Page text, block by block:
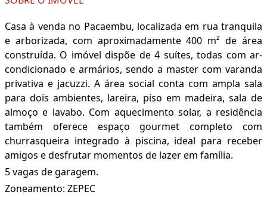
Casa à venda no Pacaembu, localizada em rua tranquila
e arborizada, com aproximadamente 400 m² de área
construída. O imóvel dispõe de 4 suítes, todas com ar-
condicionado e armários, sendo a master com varanda
privativa e jacuzzi. A área social conta com ampla sala
para dois ambientes, lareira, piso em madeira, sala de
almoço e lavabo. Com aquecimento solar, a residência
também oferece espaço gourmet completo com
churrasqueira integrado à piscina, ideal para receber
amigos e desfrutar momentos de lazer em família.
5 vagas de garagem.
Zoneamento: ZEPEC